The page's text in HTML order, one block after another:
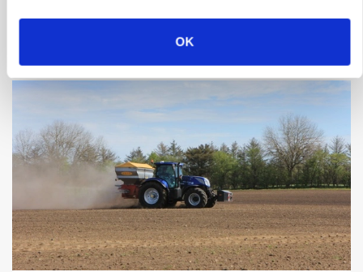
OK
»Nu stopper I«: Landbrugsdebattør og
protestgruppe vil demonstrere mod ny